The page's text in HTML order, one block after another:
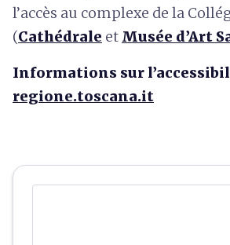
l’accès au complexe de la
(Cathédrale et Musée d’Art
Informations sur
regione.toscana.it